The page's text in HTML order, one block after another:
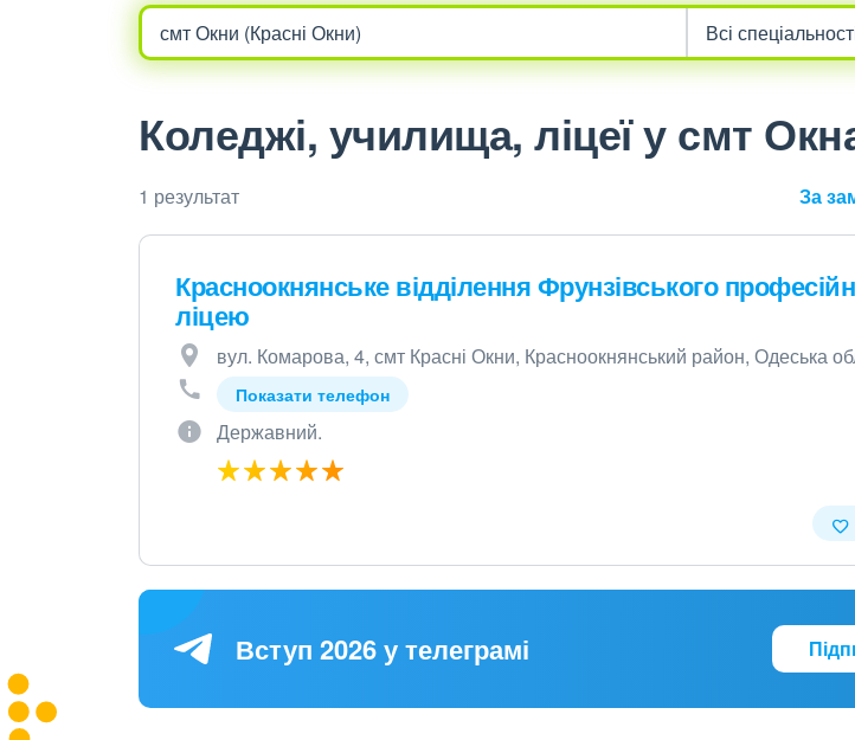
Коледжі, училища, ліцеї у смт
1 результат За
Красноокнянське відділення Фрунзівського
ліцею
вул. Комарова, 4, смт Красні Окни, Красноокнянський район, Одеська
Показати телефон
Державний.
Вступ 2026 у телеграмі